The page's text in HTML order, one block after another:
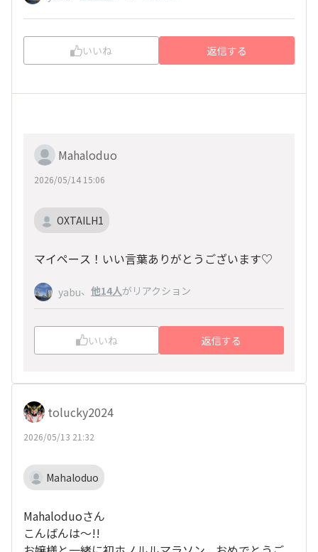
いいね 返信する
Mahaloduo
2026/05/14 15:06
OXTAILH1
マイペース！いい言葉ありがとうございます♡
yabu、 他14人がリアクション
いいね 返信する
tolucky2024
2026/05/13 21:32
Mahaloduo
Mahaloduoさん
こんばんは～!!